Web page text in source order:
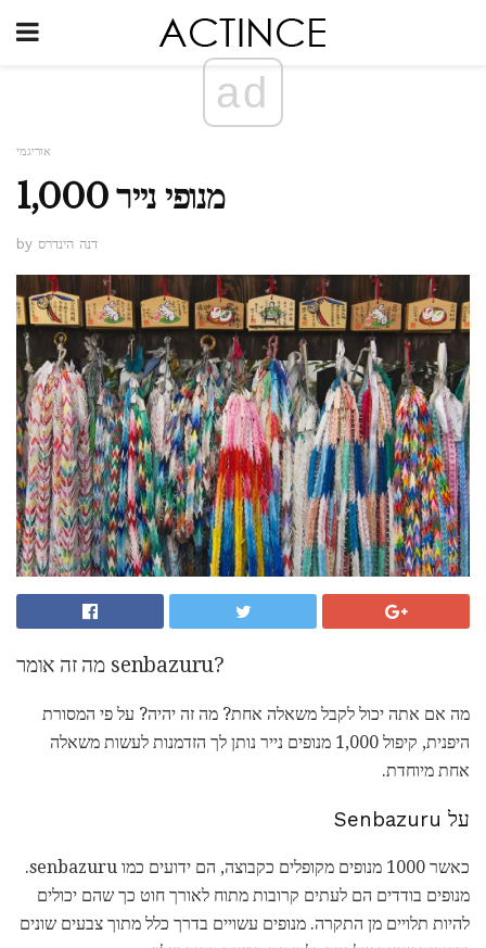
ad
אוריגמי
1,000 מנופי נייר
by דנה הינדרס
מה זה אומר senbazuru?
מה אם אתה יכול לקבל משאלה אחת? מה זה יהיה? על פי המסורת
היפנית, קיפול 1,000 מנופים נייר נותן לך הזדמנות לעשות משאלה
אחת מיוחדת.
על Senbazuru
כאשר 1000 מנופים מקופלים כקבוצה, הם ידועים כמו senbazuru.
מנופים בודדים הם לעתים קרובות מתוח לאורך חוט כך שהם יכולים
להיות תלויים מן התקרה. מנופים עשויים בדרך כלל מתוך צבעים שונים